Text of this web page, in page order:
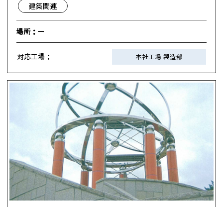
建築関連
場所：ー
対応工場： 本社工場 製造部